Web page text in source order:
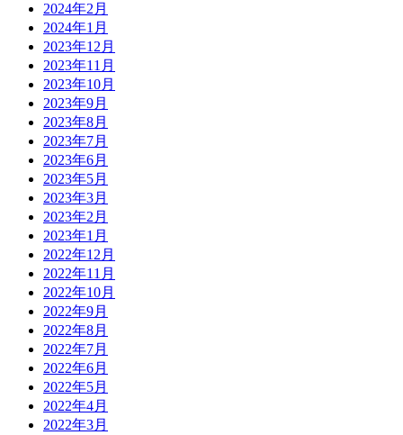
2024年2月
2024年1月
2023年12月
2023年11月
2023年10月
2023年9月
2023年8月
2023年7月
2023年6月
2023年5月
2023年3月
2023年2月
2023年1月
2022年12月
2022年11月
2022年10月
2022年9月
2022年8月
2022年7月
2022年6月
2022年5月
2022年4月
2022年3月